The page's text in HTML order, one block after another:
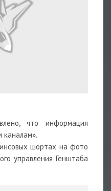
что информация
каналам».
шортах на фото
управления Генштаба